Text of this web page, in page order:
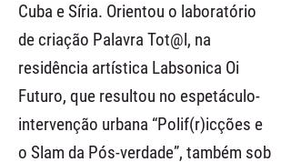
Cuba e Síria. Orientou o laboratório
de criação Palavra Tot@l, na
residência artística Labsonica Oi
Futuro, que resultou no espetáculo-
intervenção urbana “Polif(r)icções e
o Slam da Pós-verdade”, também sob